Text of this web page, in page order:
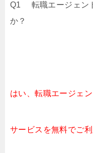
Q1 転職エージェン
か？
はい、転職エージェ
サービスを無料でご利